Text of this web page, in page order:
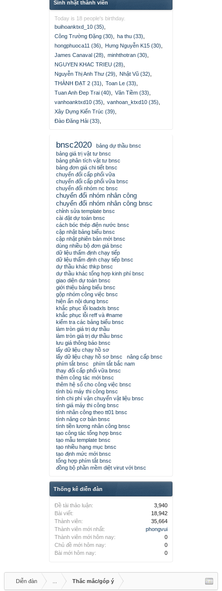
Sinh nhật thành viên
Today is 18 people's birthday.
buihoanktxd_10 (35)
Công Trường Đặng (30)
ha thu (33)
hongphuoca11 (36)
Hưng Nguyễn K15 (30)
James Canaval (28)
minhthotran (30)
NGUYEN KHAC TRIEU (28)
Nguyễn Thị Anh Thư (29)
Nhật Vũ (32)
THÀNH ĐẠT 2 (31)
Toan Le (33)
Tuan Anh Đep Trai (40)
Văn Tiềm (33)
vanhoanktxd10 (35)
vanhoan_ktxd10 (35)
Xây Dựng Kiến Trúc (39)
Đào Đăng Hải (33)
bnsc2020
bảng dự thầu bnsc
bảng giá trị vật tư bnsc
bảng phân tích vật tư bnsc
bảng đơn giá chi tiết bnsc
chuyển đổi cấp phối vữa
chuyển đổi cấp phối vữa bnsc
chuyển đổi nhóm nc bnsc
chuyển đổi nhóm nhân công
chuyển đổi nhóm nhân công bnsc
chỉnh sửa template bnsc
cài đặt dự toán bnsc
cách bóc thép điện nước bnsc
cập nhật bảng biểu bnsc
cập nhật phiên bản mới bnsc
dùng nhiều bộ đơn giá bnsc
dữ liệu thẩm định chạy tiếp
dữ liệu thẩm định chạy tiếp bnsc
dự thầu khác thkp bnsc
dự thầu khác tổng hợp kinh phí bnsc
giao diện dự toán bnsc
giới thiệu bảng biểu bnsc
gộp nhóm công việc bnsc
hiện ẩn nội dung bnsc
khắc phục lỗi loadxls bnsc
khắc phục lỗi reff và #name
kiểm tra các bảng biểu bnsc
làm tròn giá trị dự thầu
làm tròn giá trị dự thầu bnsc
lưu giá thông báo bnsc
lấy dữ liệu chạy hồ sơ
lấy dữ liệu chạy hồ sơ bnsc
nâng cấp bnsc
phím tắt bnsc
phím tắt bắc nam
thay đổi cấp phối vữa bnsc
thêm công tác mới bnsc
thêm hệ số cho công việc bnsc
tính bù máy thi công bnsc
tính chi phí vận chuyển vật liệu bnsc
tính giá máy thi công bnsc
tính nhân công theo tt01 bnsc
tính năng cơ bản bnsc
tính tiền lương nhân công bnsc
tạo công tác tổng hợp bnsc
tạo mẫu template bnsc
tạo nhiều hạng mục bnsc
tạo định mức mới bnsc
tổng hợp phím tắt bnsc
đồng bộ phần mềm diệt virut với bnsc
Thống kê diễn đàn
Đề tài thảo luận:
3,940
Bài viết:
18,942
Thành viên:
35,664
Thành viên mới nhất:
phongvui
Thành viên mới hôm nay:
0
Chủ đề mới hôm nay:
0
Bài mới hôm nay:
0
Diễn đàn Thắc mắc/góp ý